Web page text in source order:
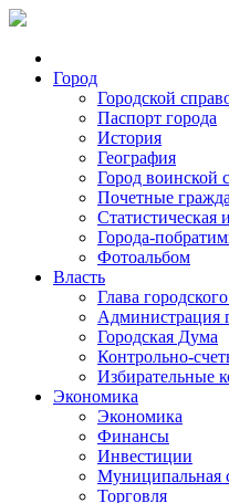
Город
Городской
Паспорт города
История
География
Город воинской
Почетные
Статистическая
Города-
Фотоальбом
Власть
Глава
Администрация
Городская Дума
Контрольно-
Избирательные
Экономика
Экономика
Финансы
Инвестиции
Муниципальная
Торговля